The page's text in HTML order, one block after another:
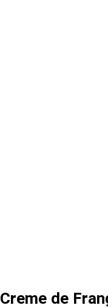
Creme de